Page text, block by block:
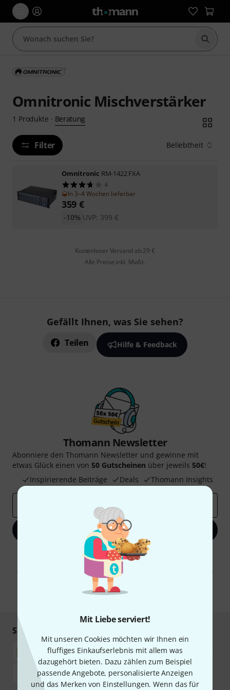
Mit Liebe serviert!
Mit unseren Cookies möchten wir Ihnen ein
fluffiges Einkaufserlebnis mit allem was
dazugehört bieten. Dazu zählen zum Beispiel
passende Angebote, personalisierte Anzeigen
und das Merken von Einstellungen. Wenn das für
Suche
Omnitronic Mischverstärker
1 Produkte · Beratung
Filter Beliebtheit
Omnitronic RM-1422 FXA
6
In 3–4 Wochen lieferbar
359 €
UVP: 399 €
-10%
Kostenloser Versand ab 29 €
Alle Preise inkl. MwSt.
Gefällt Ihnen, was Sie sehen?
Teilen Hilfe & Feedback
Thomann Newsletter
Abonniere den Thomann Newsletter und gewinne mit
etwas Glück einen von 50 Gutscheinen über jeweils 50€!
Inspirierende Beiträge
Deals Thomann Insights
Jetzt anmelden
Mit Klick auf „Jetzt anmelden“ stimmen Sie dem Erhalt von E-Mail-
Werbung und einer Messung des E-Mail-Nutzungsverhaltens zu. Die
Abmeldung ist jederzeit möglich. Weitere Informationen finden Sie in
unserenDatenschutzhinweisen
* Pflichtfeld
Sicher einkaufen & bezahlen